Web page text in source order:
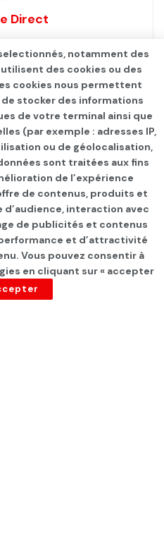
Direct
et guerre en
ans
notamment des
des cookies ou des
cookies nous permettent
de stocker des informations
de votre terminal ainsi que
(par exemple : adresses IP,
ou de géolocalisation,
sont traitées aux fins
de l’expérience
de contenus, produits et
d’audience, interaction avec
de publicités et contenus
et d’attractivité
Vous pouvez consentir à
en cliquant sur « accepter